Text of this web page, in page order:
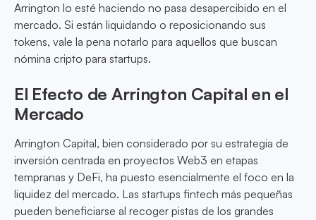
Arrington lo esté haciendo no pasa desapercibido en el
mercado. Si están liquidando o reposicionando sus
tokens, vale la pena notarlo para aquellos que buscan
nómina cripto para startups.
El Efecto de Arrington Capital en el
Mercado
Arrington Capital, bien considerado por su estrategia de
inversión centrada en proyectos Web3 en etapas
tempranas y DeFi, ha puesto esencialmente el foco en la
liquidez del mercado. Las startups fintech más pequeñas
pueden beneficiarse al recoger pistas de los grandes